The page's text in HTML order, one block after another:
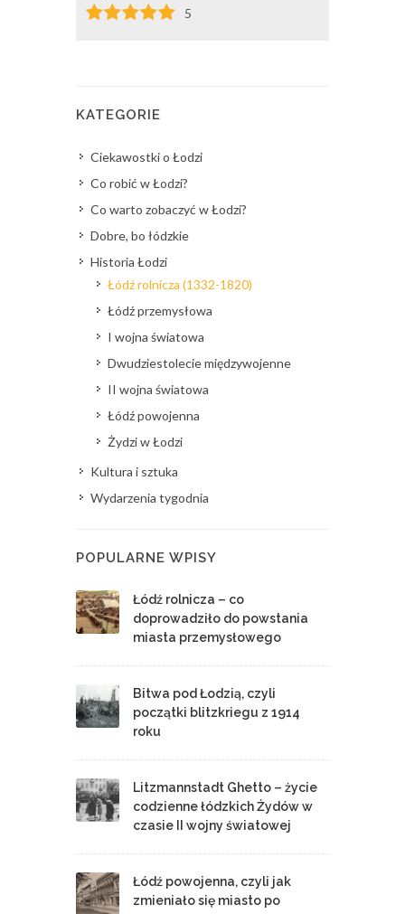
5
KATEGORIE
Ciekawostki o Łodzi
Co robić w Łodzi?
Co warto zobaczyć w Łodzi?
Dobre, bo łódzkie
Historia Łodzi
Łódź rolnicza (1332-1820)
Łódź przemysłowa
I wojna światowa
Dwudziestolecie międzywojenne
II wojna światowa
Łódź powojenna
Żydzi w Łodzi
Kultura i sztuka
Wydarzenia tygodnia
POPULARNE WPISY
Łódź rolnicza – co
doprowadziło do powstania
miasta przemysłowego
Bitwa pod Łodzią, czyli
początki blitzkriegu z 1914
roku
Litzmannstadt Ghetto – życie
codzienne łódzkich Żydów w
czasie II wojny światowej
Łódź powojenna, czyli jak
zmieniało się miasto po